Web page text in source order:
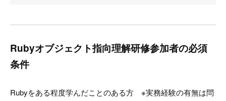
Rubyオブジェクト指向理解研修参加者の必須
条件
Rubyをある程度学んだことのある方 ※実務経験の有無は問